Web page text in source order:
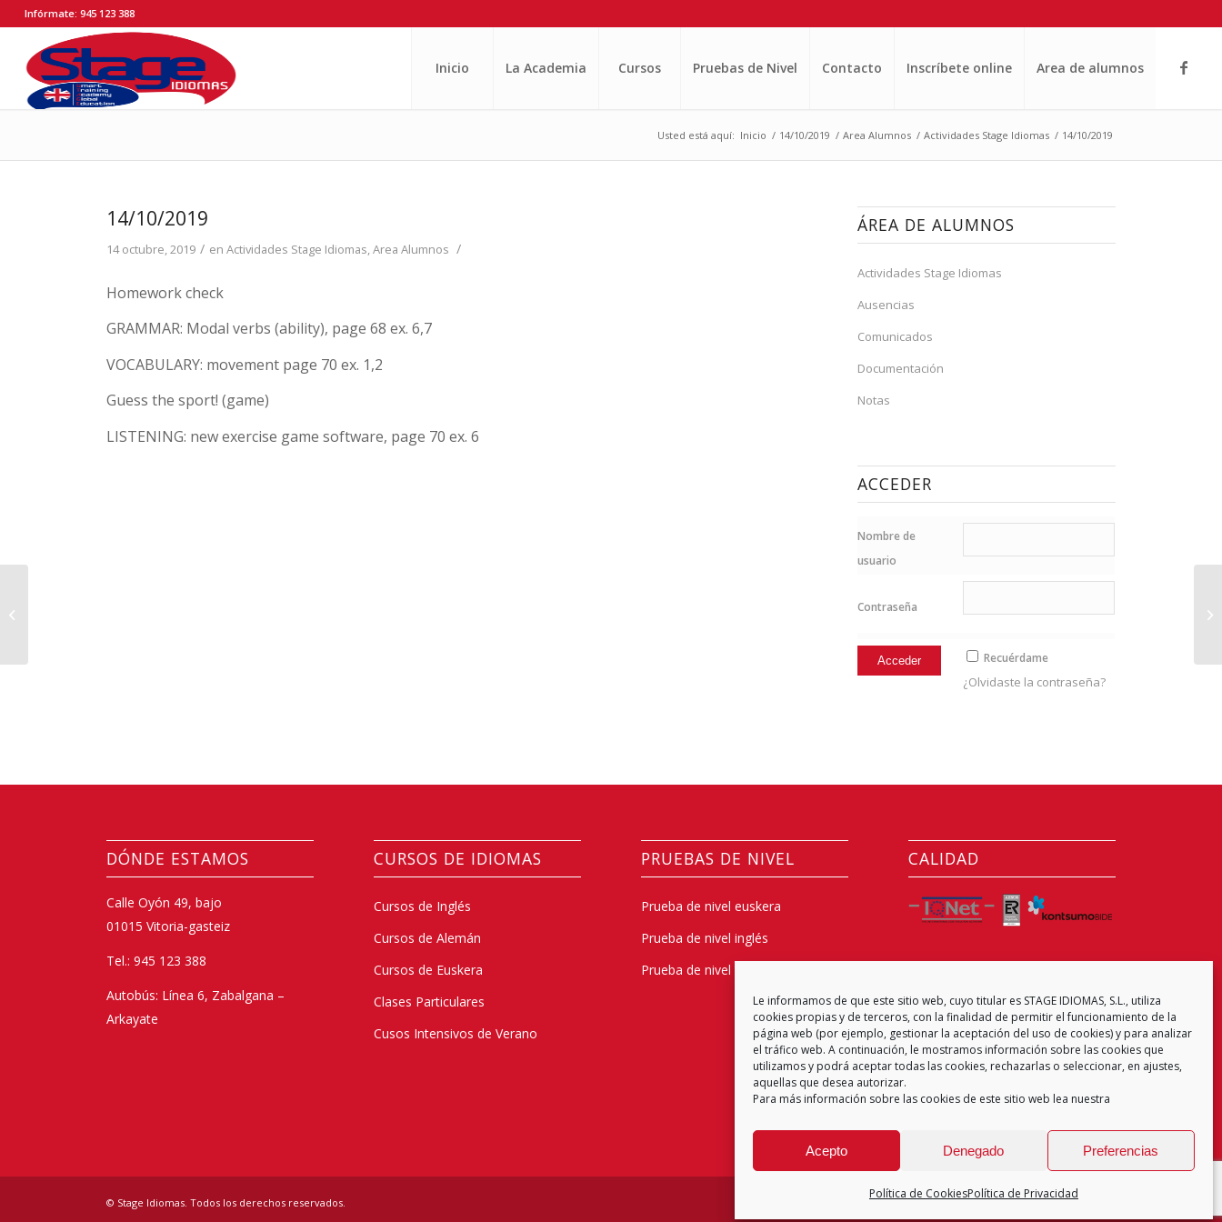
Le informamos de que este sitio web, cuyo titular es STAGE IDIOMAS, S.L., utiliza
cookies propias y de terceros, con la finalidad de permitir el funcionamiento de la
página web (por ejemplo, gestionar la aceptación del uso de cookies) y para analizar
el tráfico web. A continuación, le mostramos información sobre las cookies que
utilizamos y podrá aceptar todas las cookies, rechazarlas o seleccionar, en ajustes,
aquellas que desea autorizar.
Para más información sobre las cookies de este sitio web lea nuestra
Acepto Denegado Preferencias
Política de CookiesPolítica de Privacidad
Infórmate: 945 123 388
Inicio La Academia Cursos Pruebas de Nivel Contacto Inscríbete online Area de alumnos
Usted está aquí: Inicio / 14/10/2019 / Area Alumnos / Actividades Stage Idiomas / 14/10/2019
14/10/2019
14 octubre, 2019 / enActividades Stage Idiomas,Area Alumnos /
Homework check
GRAMMAR: Modal verbs (ability), page 68 ex. 6,7
VOCABULARY: movement page 70 ex. 1,2
Guess the sport! (game)
LISTENING: new exercise game software, page 70 ex. 6
ÁREA DE ALUMNOS
Actividades Stage Idiomas
Ausencias
Comunicados
Documentación
Notas
ACCEDER
Nombre de
usuario
Contraseña
Recuérdame
¿Olvidaste la contraseña?
DÓNDE ESTAMOS
Calle Oyón 49, bajo
01015 Vitoria-gasteiz
Tel.: 945 123 388
Autobús: Línea 6, Zabalgana –
Arkayate
CURSOS DE IDIOMAS
Cursos de Inglés
Cursos de Alemán
Cursos de Euskera
Clases Particulares
Cusos Intensivos de Verano
PRUEBAS DE NIVEL
Prueba de nivel euskera
Prueba de nivel inglés
Prueba de nivel alemán
CALIDAD
CENTRO EXAMINADOR
© Stage Idiomas. Todos los derechos reservados. Política de Privacidad Aviso Legal Política de Cookies